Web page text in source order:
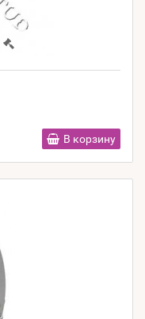
В корзину